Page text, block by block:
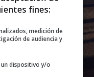
fines:
medición de
de audiencia y
dispositivo y/o